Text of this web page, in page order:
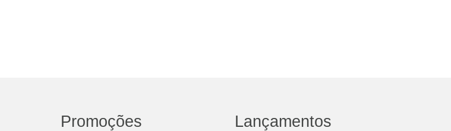
Promoções Lançamentos